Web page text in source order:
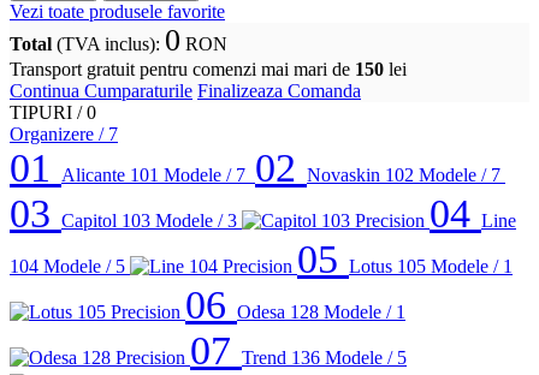
Vezi toate produsele favorite
Total (TVA inclus): 0 RON
Transport gratuit pentru comenzi mai mari de 150 lei
Continua Cumparaturile Finalizeaza Comanda
TIPURI /0
Organizere / 7
01 Alicante 101 Modele / 7 02 Novaskin 102 Modele / 7
03 Capitol 103 Modele / 3 04 Line
104 Modele / 5 05 Lotus 105 Modele / 1
06 Odesa 128 Modele / 1
07 Trend 136 Modele / 5